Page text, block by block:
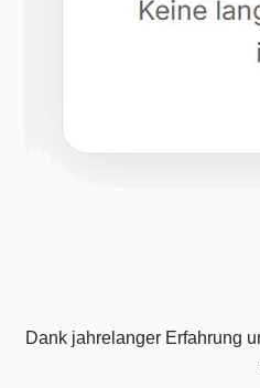
Dank jahrelanger Erfahrung